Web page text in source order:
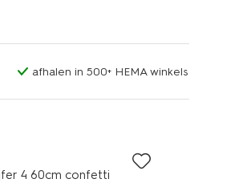
afhalen in 500+ HEMA winkels
4 60cm confetti